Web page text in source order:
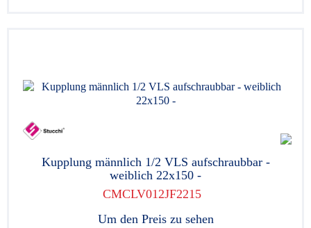
Kupplung männlich 1/2 VLS aufschraubbar -
weiblich 22x150 -
CMCLV012JF2215
Um den Preis zu sehen